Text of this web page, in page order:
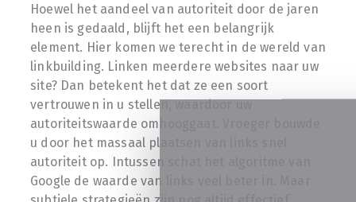
Hoewel het aandeel van autoriteit door de jaren
heen is gedaald, blijft het een belangrijk
element. Hier komen we terecht in de wereld van
linkbuilding. Linken meerdere websites naar uw
site? Dan betekent het dat ze een soort
vertrouwen in u stellen, waardoor uw
autoriteitswaarde omhooggaat. Vroeger bouwde
u door het massaal plaatsen van links snel
autoriteit op. Intussen schat het algoritme van
Google de waarde van links veel beter in. Maar